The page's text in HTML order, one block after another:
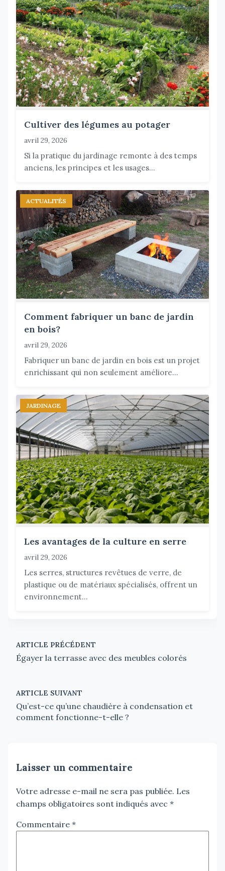
Cultiver des légumes au potager
avril 29, 2026
Si la pratique du jardinage remonte à des temps
anciens, les principes et les usages...
ACTUALITÉS
Comment fabriquer un banc de jardin
en bois?
avril 29, 2026
Fabriquer un banc de jardin en bois est un projet
enrichissant qui non seulement améliore...
JARDINAGE
Les avantages de la culture en serre
avril 29, 2026
Les serres, structures revêtues de verre, de
plastique ou de matériaux spécialisés, offrent un
environnement...
ARTICLE PRÉCÉDENT
Égayer la terrasse avec des meubles colorés
ARTICLE SUIVANT
Qu’est-ce qu’une chaudière à condensation et
comment fonctionne-t-elle ?
Laisser un commentaire
Votre adresse e-mail ne sera pas publiée. Les
champs obligatoires sont indiqués avec *
Commentaire *